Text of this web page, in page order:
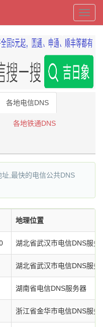
布
米
米
各地电信DNS
各地铁通DNS
,最快的电信公共DNS
地理位置
湖北省武汉市电信DNS服务
湖北省武汉市电信DNS服务
湖南省电信DNS服务器
浙江省金华市电信DNS服务